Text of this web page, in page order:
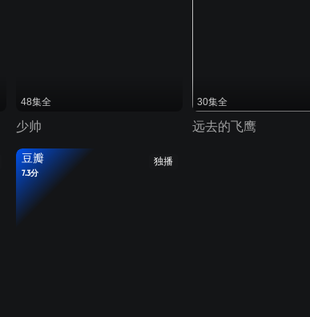
48集全
少帅
30集全
远去的飞鹰
独播
豆瓣
7.3分